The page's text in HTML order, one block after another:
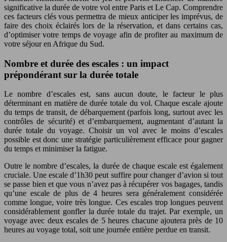
significative la durée de votre vol entre Paris et Le Cap. Comprendre
ces facteurs clés vous permettra de mieux anticiper les imprévus, de
faire des choix éclairés lors de la réservation, et dans certains cas,
d’optimiser votre temps de voyage afin de profiter au maximum de
votre séjour en Afrique du Sud.
Nombre et durée des escales : un impact
prépondérant sur la durée totale
Le nombre d’escales est, sans aucun doute, le facteur le plus
déterminant en matière de durée totale du vol. Chaque escale ajoute
du temps de transit, de débarquement (parfois long, surtout avec les
contrôles de sécurité) et d’embarquement, augmentant d’autant la
durée totale du voyage. Choisir un vol avec le moins d’escales
possible est donc une stratégie particulièrement efficace pour gagner
du temps et minimiser la fatigue.
Outre le nombre d’escales, la durée de chaque escale est également
cruciale. Une escale d’1h30 peut suffire pour changer d’avion si tout
se passe bien et que vous n’avez pas à récupérer vos bagages, tandis
qu’une escale de plus de 4 heures sera généralement considérée
comme longue, voire très longue. Ces escales trop longues peuvent
considérablement gonfler la durée totale du trajet. Par exemple, un
voyage avec deux escales de 5 heures chacune ajoutera près de 10
heures au voyage total, soit une journée entière perdue en transit.